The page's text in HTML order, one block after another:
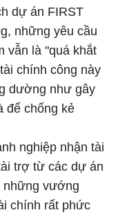
dự án FIRST
những yêu cầu
vẫn là "quá khắt
chính công này
dường như gây
để chống kẻ
nghiệp nhận tài
trợ từ các dự án
những vướng
chính rất phức